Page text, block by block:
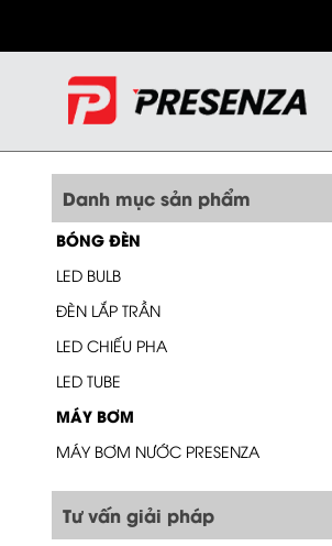
Danh mục sản phẩm
BÓNG ĐÈN
LED BULB
ĐÈN LẮP TRẦN
LED CHIẾU PHA
LED TUBE
MÁY BƠM
MÁY BƠM NƯỚC PRESENZA
Tư vấn giải pháp